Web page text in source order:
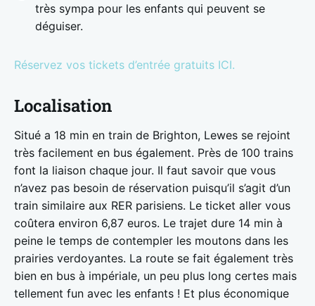
très sympa pour les enfants qui peuvent se
déguiser.
Réservez vos tickets d’entrée gratuits ICI.
Localisation
Situé a 18 min en train de Brighton, Lewes se rejoint
très facilement en bus également. Près de 100 trains
font la liaison chaque jour. Il faut savoir que vous
n’avez pas besoin de réservation puisqu’il s’agit d’un
train similaire aux RER parisiens. Le ticket aller vous
coûtera environ 6,87 euros. Le trajet dure 14 min à
peine le temps de contempler les moutons dans les
prairies verdoyantes. La route se fait également très
bien en bus à impériale, un peu plus long certes mais
tellement fun avec les enfants ! Et plus économique